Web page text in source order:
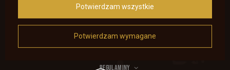
Chcę wymienić produkt
Kontakt
REGULAMINY
Potwierdzam wymagane
Potwierdzam wszystkie